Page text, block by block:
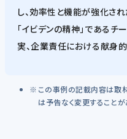
し、効率性と機能が強化さ
「イビデンの精神」であるチ
実、企業責任における献身
この事例の記載内容は取
は予告なく変更することが